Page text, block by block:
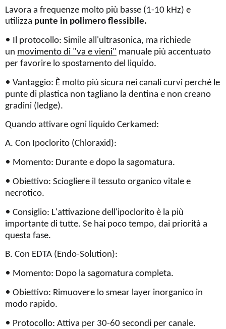
Lavora a frequenze molto più basse (1-10 kHz) e
utilizza punte in polimero flessibile.
•
Il protocollo: Simile all'ultrasonica, ma richiede
un movimento di "va e vieni" manuale più accentuato
per favorire lo spostamento del liquido.
• Vantaggio: È molto più sicura nei canali curvi perché le
punte di plastica non tagliano la dentina e non creano
gradini (ledge).
Quando attivare ogni liquido Cerkamed:
A. Con Ipoclorito (Chloraxid):
• Momento: Durante e dopo la sagomatura.
• Obiettivo: Sciogliere il tessuto organico vitale e
necrotico.
• Consiglio: L'attivazione dell'ipoclorito è la più
importante di tutte. Se hai poco tempo, dai priorità a
questa fase.
B. Con EDTA (Endo-Solution):
• Momento: Dopo la sagomatura completa.
• Obiettivo: Rimuovere lo smear layer inorganico in
modo rapido.
• Protocollo: Attiva per 30-60 secondi per canale.